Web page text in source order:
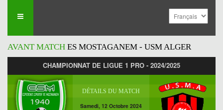
AVANT MATCH ES MOSTAGANEM - USM ALGER
CHAMPIONNAT DE LIGUE 1 PRO - 2024/2025
DÉTAILS DU MATCH
Samedi, 12 Octobre 2024